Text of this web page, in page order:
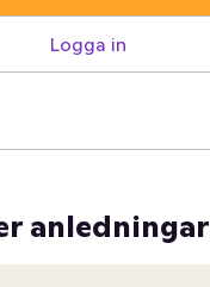
Logga in
anledningar